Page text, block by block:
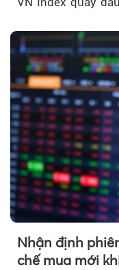
Nhận định
chế mua mới